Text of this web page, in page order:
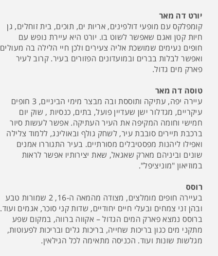
יורט דה מאר
קומפלקס עם מופעי דולפינים, אריות ים, תוכים, בית זוחלים, גן
חיות קטן ואגם שאפשר לשוט בו. יורט היא עיירת נופש עם
חופים נעימים שמושכת אליה צעירים ולכן חיי הלילה בה מעולים
ואפשר לבלות בברים ובמועדונים הפזורים בעיר. קרוב לעיר
פארק מים גדול.
טוסה דה מאר
עיירה יפה, עתיקה ותוססת ובה מבצר מימי הביניים, 3 חופים
עיקריים, מגדלור ישן שעדיין פועל, בתים, כנסיות , שוק יום
חמישי וחומה המקיפה את העיר העתיקה. אפשר לעשות סיור
ברכבת תיירים סובבת עיר, לשחק גולף ובאולינג, ללמוד צלילה
ואפילו ליהנות מפסטיבלים מסורתיים. בעיר התגוררו אמנים
שונים וביניהם מארק שאגאל, שאת יצירותיו אפשר לראות
במוזיאון "מוניציפל".
רוסס
בעיירה חופים מומלצים, מצודה מהמאה ה-16, 2 שמורות טבע
ובהן זני צמחים ובעלי חיים יחודיים, שדות קני סוכר, אגמים ועוד.
ברוסס נמצא פארק המים הגדול – אקווה ברווה, במקום שפע
מתקני מים כגון בריכות שחייה, בריכות גלים ובריכות לפעוטות,
מגלשות שונות ועוד. הכניסה מתאימה לכל הגילאין.